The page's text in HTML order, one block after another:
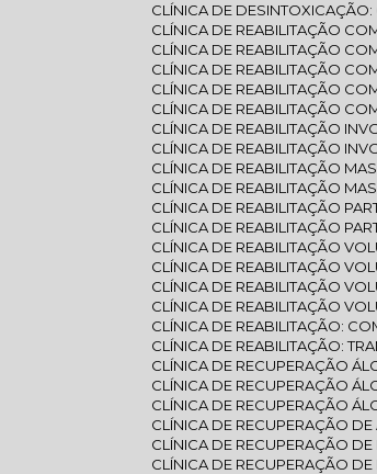
CLÍNICA DE
CLÍNICA DE REABILITAÇÃO
CLÍNICA DE REABILITAÇÃO
CLÍNICA DE REABILITAÇÃO
CLÍNICA DE REABILITAÇÃO
CLÍNICA DE REABILITAÇÃO
CLÍNICA DE REABILITAÇÃO
CLÍNICA DE REABILITAÇÃO
CLÍNICA DE REABILITAÇÃO
CLÍNICA DE REABILITAÇÃO
CLÍNICA DE REABILITAÇÃO
CLÍNICA DE REABILITAÇÃO
CLÍNICA DE REABILITAÇÃO
CLÍNICA DE REABILITAÇÃO
CLÍNICA DE REABILITAÇÃO
CLÍNICA DE REABILITAÇÃO
CLÍNICA DE REABILITAÇÃO:
CLÍNICA DE REABILITAÇÃO:
CLÍNICA DE RECUPERAÇÃO
CLÍNICA DE RECUPERAÇÃO
CLÍNICA DE RECUPERAÇÃO
CLÍNICA DE RECUPERAÇÃO
CLÍNICA DE RECUPERAÇÃO
CLÍNICA DE RECUPERAÇÃO